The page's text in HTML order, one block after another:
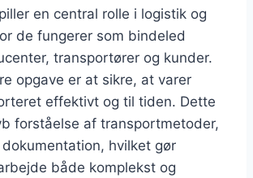
en central rolle i logistik og
de fungerer som bindeled
transportører og kunder.
opgave er at sikre, at varer
effektivt og til tiden. Dette
forståelse af transportmetoder,
hvilket gør
både komplekst og